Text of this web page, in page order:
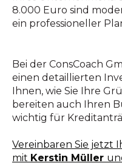
8.000 Euro sind
ein professioneller
Bei der ConsCoach
einen detaillierten
Ihnen, wie Sie Ihre
bereiten auch Ihren
wichtig für
Vereinbaren Sie jetzt
mit Kerstin Müller